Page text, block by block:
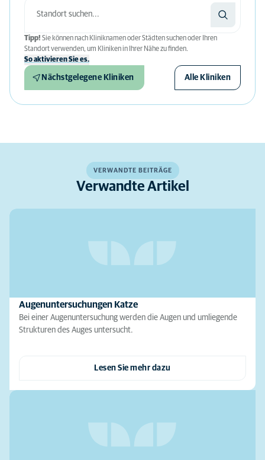
Tipp! Sie können nach Kliniknamen oder Städten suchen oder Ihren
Standort verwenden, um Kliniken in Ihrer Nähe zu finden.
So aktivieren Sie es.
Nächstgelegene Kliniken Alle Kliniken
VERWANDTE BEITRÄGE
Verwandte Artikel
Augenuntersuchungen Katze
Bei einer Augenuntersuchung werden die Augen und umliegende
Strukturen des Auges untersucht.
Lesen Sie mehr dazu